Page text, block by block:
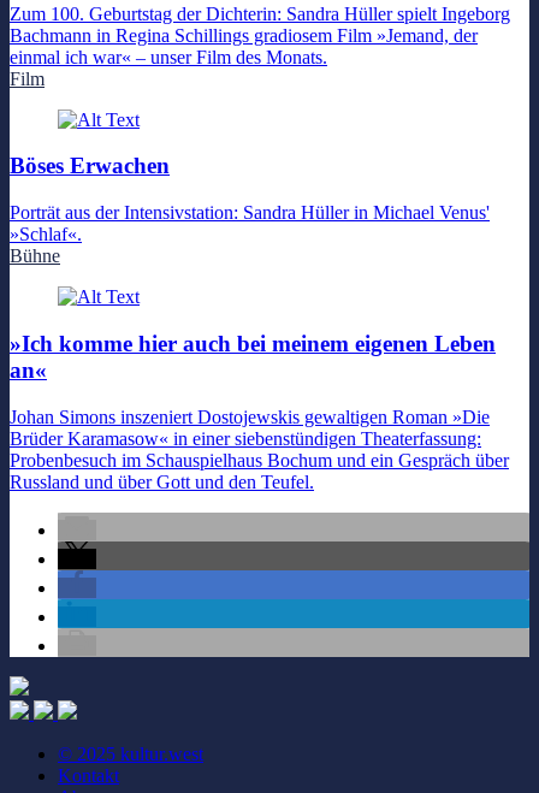
Zum 100. Geburtstag der Dichterin: Sandra Hüller spielt Ingeborg
Bachmann in Regina Schillings gradiosem Film »Jemand, der
einmal ich war« – unser Film des Monats.
Film
Böses Erwachen
Porträt aus der Intensivstation: Sandra Hüller in Michael Venus'
»Schlaf«.
Bühne
»Ich komme hier auch bei meinem eigenen Leben
an«
Johan Simons inszeniert Dostojewskis gewaltigen Roman »Die
Brüder Karamasow« in einer siebenstündigen Theaterfassung:
Probenbesuch im Schauspielhaus Bochum und ein Gespräch über
Russland und über Gott und den Teufel.
© 2025 kultur.west
Kontakt